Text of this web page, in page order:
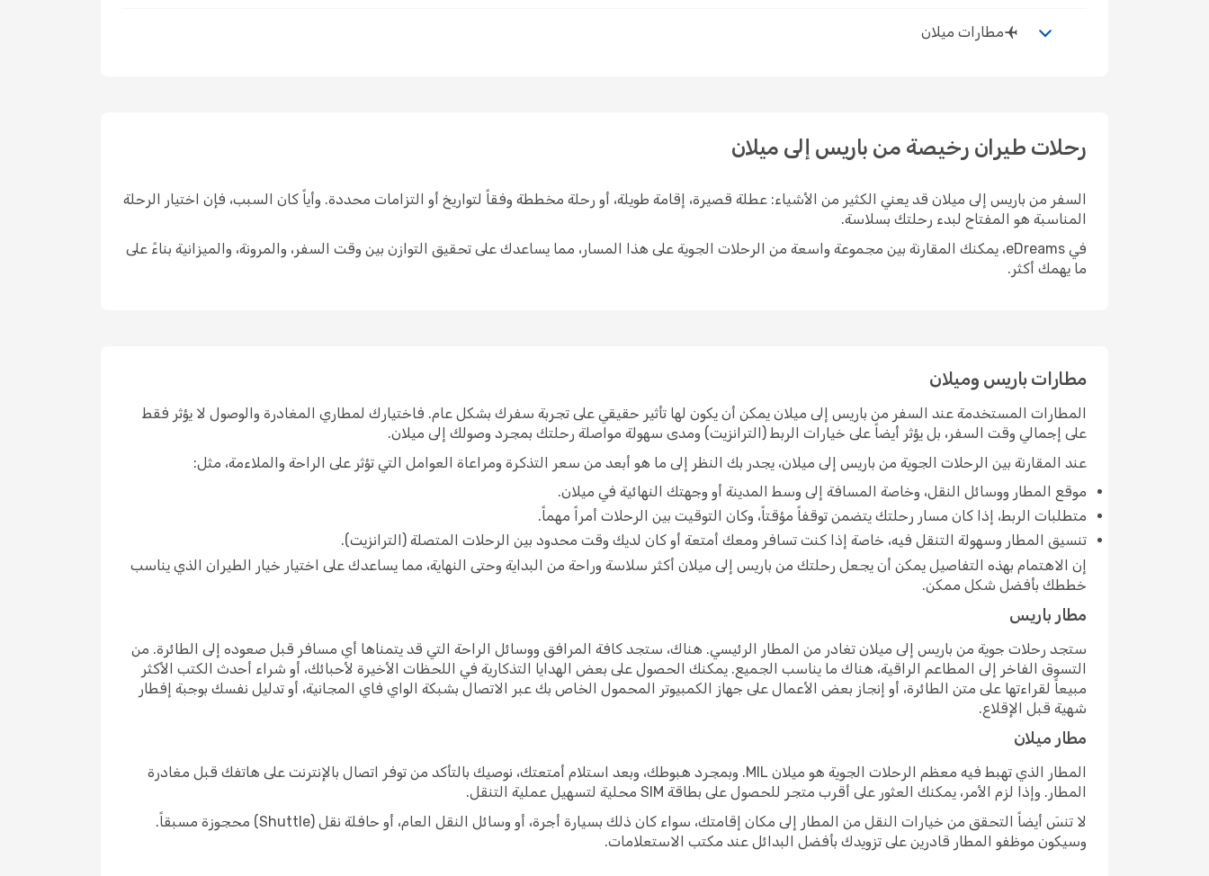
مطارات ميلان
رحلات طيران رخيصة من باريس إلى ميلان
السفر من باريس إلى ميلان قد يعني الكثير من الأشياء: عطلة قصيرة، إقامة طويلة، أو رحلة مخططة وفقاً لتواريخ أو التزامات محددة. وأياً كان السبب، فإن اختيار الرحلة
المناسبة هو المفتاح لبدء رحلتك بسلاسة.
في eDreams، يمكنك المقارنة بين مجموعة واسعة من الرحلات الجوية على هذا المسار، مما يساعدك على تحقيق التوازن بين وقت السفر، والمرونة، والميزانية بناءً على
ما يهمك أكثر.
مطارات باريس وميلان
المطارات المستخدمة عند السفر من باريس إلى ميلان يمكن أن يكون لها تأثير حقيقي على تجربة سفرك بشكل عام. فاختيارك لمطاري المغادرة والوصول لا يؤثر فقط
على إجمالي وقت السفر، بل يؤثر أيضاً على خيارات الربط (الترانزيت) ومدى سهولة مواصلة رحلتك بمجرد وصولك إلى ميلان.
عند المقارنة بين الرحلات الجوية من باريس إلى ميلان، يجدر بك النظر إلى ما هو أبعد من سعر التذكرة ومراعاة العوامل التي تؤثر على الراحة والملاءمة، مثل:
موقع المطار ووسائل النقل، وخاصة المسافة إلى وسط المدينة أو وجهتك النهائية في ميلان.
متطلبات الربط، إذا كان مسار رحلتك يتضمن توقفاً مؤقتاً، وكان التوقيت بين الرحلات أمراً مهماً.
تنسيق المطار وسهولة التنقل فيه، خاصة إذا كنت تسافر ومعك أمتعة أو كان لديك وقت محدود بين الرحلات المتصلة (الترانزيت).
إن الاهتمام بهذه التفاصيل يمكن أن يجعل رحلتك من باريس إلى ميلان أكثر سلاسة وراحة من البداية وحتى النهاية، مما يساعدك على اختيار خيار الطيران الذي يناسب
خططك بأفضل شكل ممكن.
مطار باريس
ستجد رحلات جوية من باريس إلى ميلان تغادر من المطار الرئيسي. هناك، ستجد كافة المرافق ووسائل الراحة التي قد يتمناها أي مسافر قبل صعوده إلى الطائرة. من
التسوق الفاخر إلى المطاعم الراقية، هناك ما يناسب الجميع. يمكنك الحصول على بعض الهدايا التذكارية في اللحظات الأخيرة لأحبائك، أو شراء أحدث الكتب الأكثر
مبيعاً لقراءتها على متن الطائرة، أو إنجاز بعض الأعمال على جهاز الكمبيوتر المحمول الخاص بك عبر الاتصال بشبكة الواي فاي المجانية، أو تدليل نفسك بوجبة إفطار
شهية قبل الإقلاع.
مطار ميلان
المطار الذي تهبط فيه معظم الرحلات الجوية هو ميلان MIL. وبمجرد هبوطك، وبعد استلام أمتعتك، نوصيك بالتأكد من توفر اتصال بالإنترنت على هاتفك قبل مغادرة
المطار. وإذا لزم الأمر، يمكنك العثور على أقرب متجر للحصول على بطاقة SIM محلية لتسهيل عملية التنقل.
لا تنسَ أيضاً التحقق من خيارات النقل من المطار إلى مكان إقامتك، سواء كان ذلك بسيارة أجرة، أو وسائل النقل العام، أو حافلة نقل (Shuttle) محجوزة مسبقاً.
وسيكون موظفو المطار قادرين على تزويدك بأفضل البدائل عند مكتب الاستعلامات.